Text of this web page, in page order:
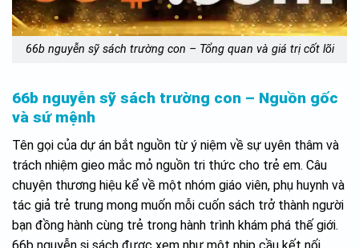
66b nguyễn sỹ sách trường con – Tổng quan và giá trị cốt lõi
66b nguyễn sỹ sách trường con – Nguồn gốc
và sứ mệnh
Tên gọi của dự án bắt nguồn từ ý niệm về sự uyên thâm và
trách nhiệm gieo mắc mỏ nguồn tri thức cho trẻ em. Câu
chuyện thương hiệu kể về một nhóm giáo viên, phụ huynh và
tác giả trẻ trung mong muốn mỗi cuốn sách trở thành người
bạn đồng hành cùng trẻ trong hành trình khám phá thế giới.